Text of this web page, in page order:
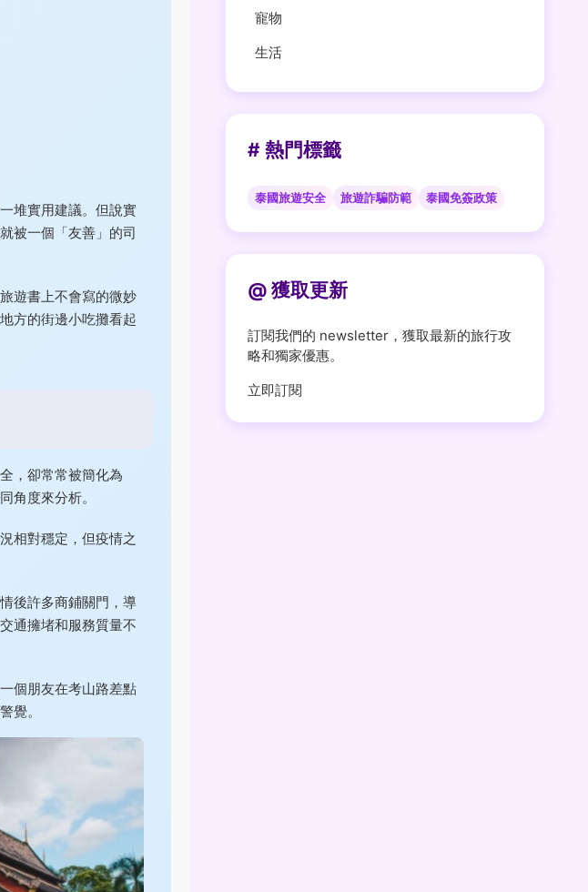
堆實用建議。但說實
被一個「友善」的司
遊書上不會寫的微妙
方的街邊小吃攤看起
，卻常常被簡化為
角度來分析。
相對穩定，但疫情之
後許多商鋪關門，導
通擁堵和服務質量不
個朋友在考山路差點
覺。
寵物
生活
# 熱門標籤
泰國旅遊安全 旅遊詐騙防範 泰國免簽政策
@ 獲取更新
訂閱我們的 newsletter，獲取最新的旅行攻
略和獨家優惠。
立即訂閱